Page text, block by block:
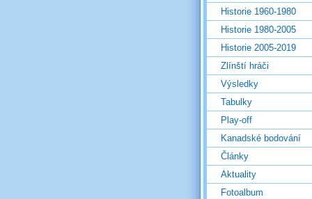
Historie 1960-1980
Historie 1980-2005
Historie 2005-2019
Zlínští hráči
Výsledky
Tabulky
Play-off
Kanadské bodování
Články
Aktuality
Fotoalbum